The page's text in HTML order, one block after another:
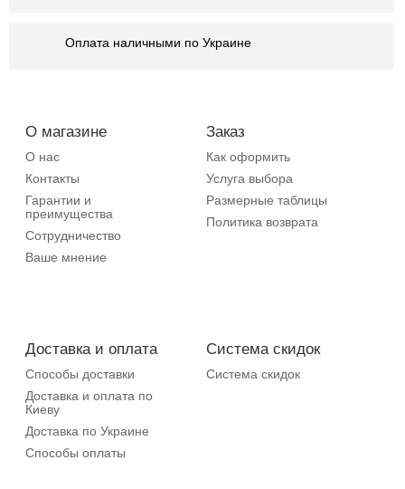
Оплата наличными по Украине
О магазине
О нас
Контакты
Гарантии и
преимущества
Сотрудничество
Ваше мнение
Заказ
Как оформить
Услуга выбора
Размерные таблицы
Политика возврата
Доставка и оплата
Способы доставки
Доставка и оплата по
Киеву
Доставка по Украине
Способы оплаты
Система скидок
Система скидок